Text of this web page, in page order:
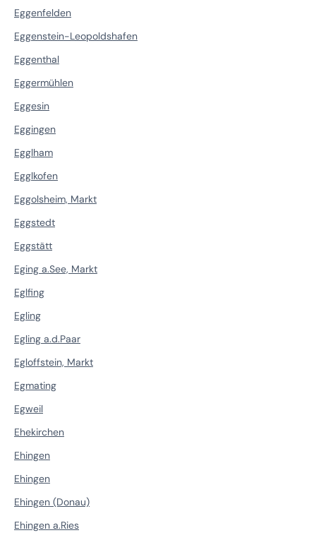
Eggenfelden
Eggenstein-Leopoldshafen
Eggenthal
Eggermühlen
Eggesin
Eggingen
Egglham
Egglkofen
Eggolsheim, Markt
Eggstedt
Eggstätt
Eging a.See, Markt
Eglfing
Egling
Egling a.d.Paar
Egloffstein, Markt
Egmating
Egweil
Ehekirchen
Ehingen
Ehingen
Ehingen (Donau)
Ehingen a.Ries